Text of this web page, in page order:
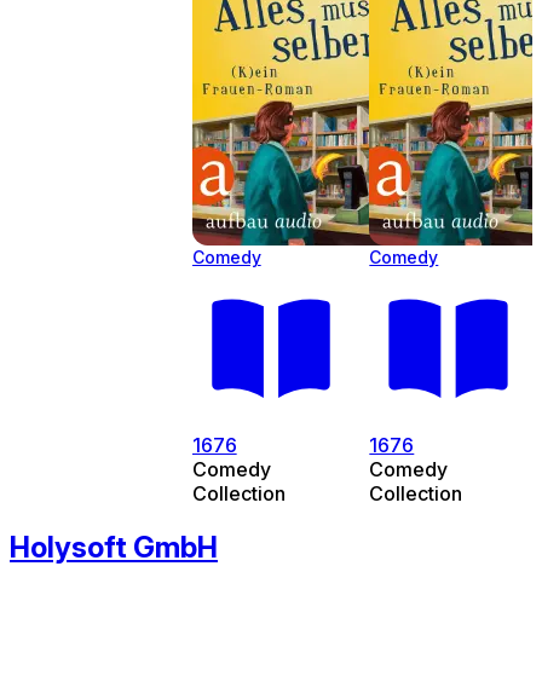
Comedy
1676
Comedy
Collection
Comedy
1676
Comedy
Collection
Holysoft GmbH